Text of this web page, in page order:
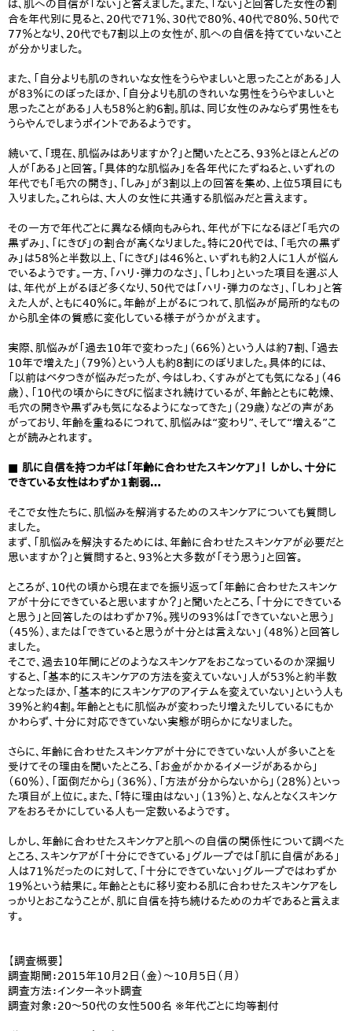
は、肌への自信が「ない」と答えました。また、「ない」と回答した女性の割
合を年代別に見ると、20代で71％、30代で80％、40代で80％、50代で
77％となり、20代でも7割以上の女性が、肌への自信を持てていないこと
が分かりました。
また、「自分よりも肌のきれいな女性をうらやましいと思ったことがある」人
が83％にのぼったほか、「自分よりも肌のきれいな男性をうらやましいと
思ったことがある」人も58％と約6割。肌は、同じ女性のみならず男性をも
うらやんでしまうポイントであるようです。
続いて、「現在、肌悩みはありますか？」と聞いたところ、93％とほとんどの
人が「ある」と回答。「具体的な肌悩み」を各年代にたずねると、いずれの
年代でも「毛穴の開き」、「しみ」が3割以上の回答を集め、上位5項目にも
入りました。これらは、大人の女性に共通する肌悩みだと言えます。
その一方で年代ごとに異なる傾向もみられ、年代が下になるほど「毛穴の
黒ずみ」、「にきび」の割合が高くなりました。特に20代では、「毛穴の黒ず
み」は58％と半数以上、「にきび」は46％と、いずれも約2人に1人が悩ん
でいるようです。一方、「ハリ・弾力のなさ」、「しわ」といった項目を選ぶ人
は、年代が上がるほど多くなり、50代では「ハリ・弾力のなさ」、「しわ」と答
えた人が、ともに40％に。年齢が上がるにつれて、肌悩みが局所的なもの
から肌全体の質感に変化している様子がうかがえます。
実際、肌悩みが「過去10年で変わった」（66％）という人は約7割、「過去
10年で増えた」（79％）という人も約8割にのぼりました。具体的には、
「以前はベタつきが悩みだったが、今はしわ、くすみがとても気になる」（46
歳）、「10代の頃からにきびに悩まされ続けているが、年齢とともに乾燥、
毛穴の開きや黒ずみも気になるようになってきた」（29歳）などの声があ
がっており、年齢を重ねるにつれて、肌悩みは“変わり”、そして“増える”こ
とが読みとれます。
■ 肌に自信を持つカギは「年齢に合わせたスキンケア」！ しかし、十分に
できている女性はわずか1割弱…
そこで女性たちに、肌悩みを解消するためのスキンケアについても質問し
ました。
まず、「肌悩みを解決するためには、年齢に合わせたスキンケアが必要だと
思いますか？」と質問すると、93％と大多数が「そう思う」と回答。
ところが、10代の頃から現在までを振り返って「年齢に合わせたスキンケ
アが十分にできていると思いますか？」と聞いたところ、「十分にできている
と思う」と回答したのはわずか7％。残りの93％は「できていないと思う」
（45％）、または「できていると思うが十分とは言えない」（48％）と回答し
ました。
そこで、過去10年間にどのようなスキンケアをおこなっているのか深掘り
すると、「基本的にスキンケアの方法を変えていない」人が53％と約半数
となったほか、「基本的にスキンケアのアイテムを変えていない」という人も
39％と約4割。年齢とともに肌悩みが変わったり増えたりしているにもか
かわらず、十分に対応できていない実態が明らかになりました。
さらに、年齢に合わせたスキンケアが十分にできていない人が多いことを
受けてその理由を聞いたところ、「お金がかかるイメージがあるから」
（60％）、「面倒だから」（36％）、「方法が分からないから」（28％）といっ
た項目が上位に。また、「特に理由はない」（13％）と、なんとなくスキンケ
アをおろそかにしている人も一定数いるようです。
しかし、年齢に合わせたスキンケアと肌への自信の関係性について調べた
ところ、スキンケアが「十分にできている」グループでは「肌に自信がある」
人は71％だったのに対して、「十分にできていない」グループではわずか
19％という結果に。年齢とともに移り変わる肌に合わせたスキンケアをし
っかりとおこなうことが、肌に自信を持ち続けるためのカギであると言えま
す。
【調査概要】
調査期間：2015年10月2日（金）～10月5日（月）
調査方法：インターネット調査
調査対象：20～50代の女性500名 ※年代ごとに均等割付